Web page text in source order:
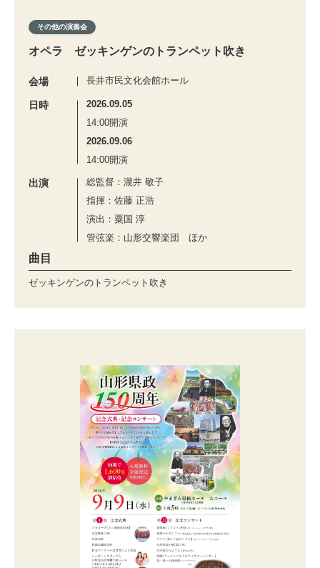
その他の演奏会
オペラ ゼッキンゲンのトランペット吹き
会場 長井市民文化会館ホール
日時
2026.09.05
14:00開演
2026.09.06
14:00開演
出演
総監督：瀧井 敬子
指揮：佐藤 正浩
演出：粟国 淳
管弦楽：山形交響楽団 ほか
曲目
ゼッキンゲンのトランペット吹き